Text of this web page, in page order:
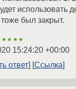
использовать
был закрыт.
15:24:20 +00:00
ответ
Ссылка